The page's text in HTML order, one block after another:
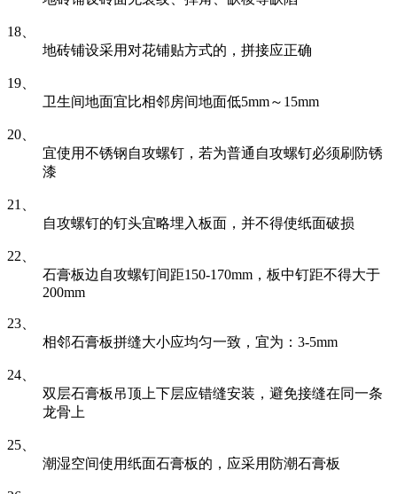
18、
地砖铺设采用对花铺贴方式的，拼接应正确
19、
卫生间地面宜比相邻房间地面低5mm～15mm
20、
宜使用不锈钢自攻螺钉，若为普通自攻螺钉必须刷防锈
漆
21、
自攻螺钉的钉头宜略埋入板面，并不得使纸面破损
22、
石膏板边自攻螺钉间距150-170mm，板中钉距不得大于
200mm
23、
相邻石膏板拼缝大小应均匀一致，宜为：3-5mm
24、
双层石膏板吊顶上下层应错缝安装，避免接缝在同一条
龙骨上
25、
潮湿空间使用纸面石膏板的，应采用防潮石膏板